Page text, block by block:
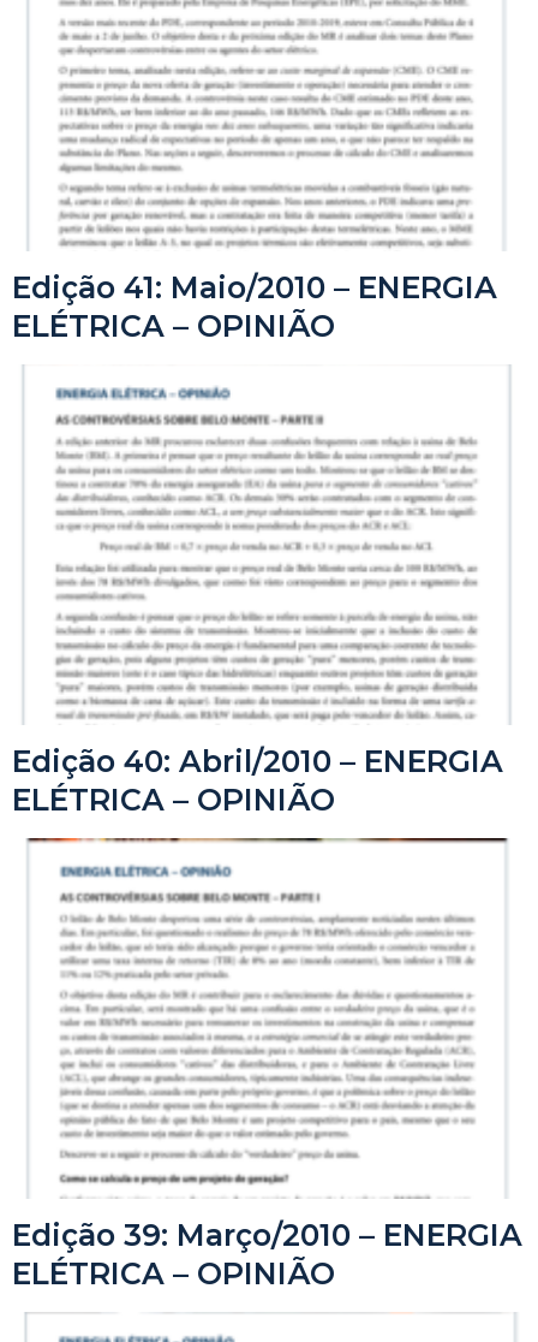
Edição 41: Maio/2010 – ENERGIA
ELÉTRICA – OPINIÃO
Edição 40: Abril/2010 – ENERGIA
ELÉTRICA – OPINIÃO
Edição 39: Março/2010 – ENERGIA
ELÉTRICA – OPINIÃO